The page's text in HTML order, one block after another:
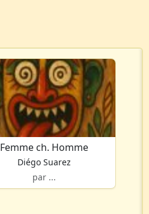
Femme ch. Homme
Diégo Suarez
par ...